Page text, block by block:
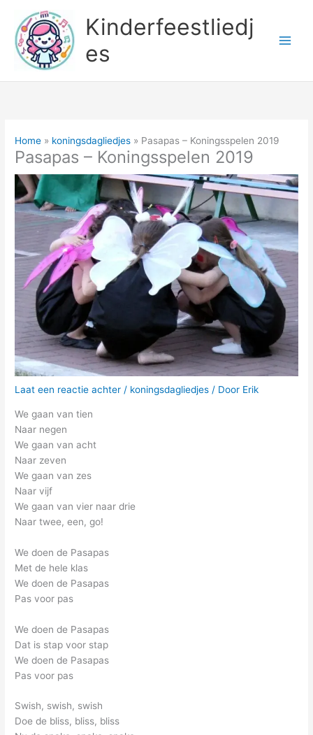
inhoud
Kinderfeestliedj
es
Home koningsdagliedjes Pasapas – Koningsspelen 2019
Pasapas – Koningsspelen 2019
Laat een reactie achter / koningsdagliedjes / Door Erik
We gaan van tien
Naar negen
We gaan van acht
Naar zeven
We gaan van zes
Naar vijf
We gaan van vier naar drie
Naar twee, een, go!
We doen de Pasapas
Met de hele klas
We doen de Pasapas
Pas voor pas
We doen de Pasapas
Dat is stap voor stap
We doen de Pasapas
Pas voor pas
Swish, swish, swish
Doe de bliss, bliss, bliss